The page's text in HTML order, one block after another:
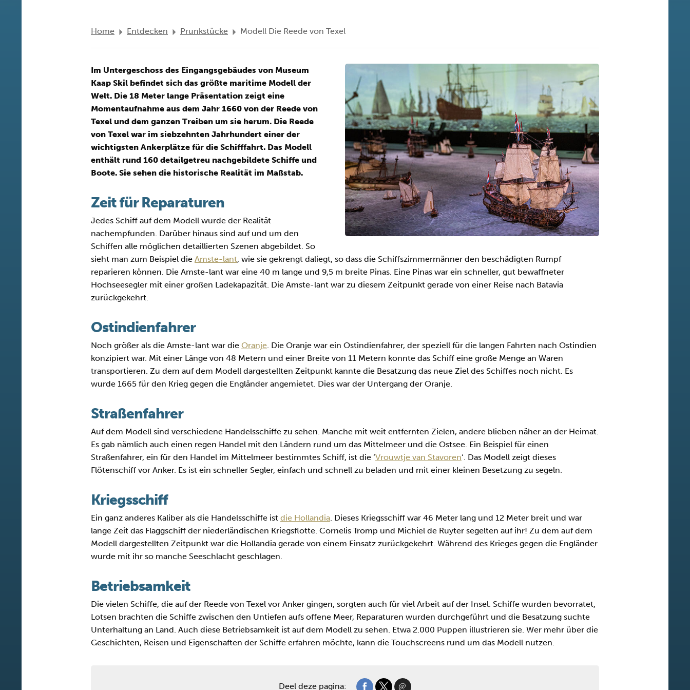
Home Entdecken Prunkstücke Modell Die Reede von Texel
Im Untergeschoss des Eingangsgebäudes von Museum
Kaap Skil befindet sich das größte maritime Modell der
Welt. Die 18 Meter lange Präsentation zeigt eine
Momentaufnahme aus dem Jahr 1660 von der Reede von
Texel und dem ganzen Treiben um sie herum. Die Reede
von Texel war im siebzehnten Jahrhundert einer der
wichtigsten Ankerplätze für die Schifffahrt. Das Modell
enthält rund 160 detailgetreu nachgebildete Schiffe und
Boote. Sie sehen die historische Realität im Maßstab.
Zeit für Reparaturen
Jedes Schiff auf dem Modell wurde der Realität
nachempfunden. Darüber hinaus sind auf und um den
Schiffen alle möglichen detaillierten Szenen abgebildet. So
sieht man zum Beispiel die Amste-lant, wie sie gekrengt daliegt, so dass die Schiffszimmermänner den beschädigten Rumpf
reparieren können. Die Amste-lant war eine 40 m lange und 9,5 m breite Pinas. Eine Pinas war ein schneller, gut bewaffneter
Hochseesegler mit einer großen Ladekapazität. Die Amste-lant war zu diesem Zeitpunkt gerade von einer Reise nach Batavia
zurückgekehrt.
Ostindienfahrer
Noch größer als die Amste-lant war die Oranje. Die Oranje war ein Ostindienfahrer, der speziell für die langen Fahrten nach Ostindien
konzipiert war. Mit einer Länge von 48 Metern und einer Breite von 11 Metern konnte das Schiff eine große Menge an Waren
transportieren. Zu dem auf dem Modell dargestellten Zeitpunkt kannte die Besatzung das neue Ziel des Schiffes noch nicht. Es
wurde 1665 für den Krieg gegen die Engländer angemietet. Dies war der Untergang der Oranje.
Straßenfahrer
Auf dem Modell sind verschiedene Handelsschiffe zu sehen. Manche mit weit entfernten Zielen, andere blieben näher an der Heimat.
Es gab nämlich auch einen regen Handel mit den Ländern rund um das Mittelmeer und die Ostsee. Ein Beispiel für einen
Straßenfahrer, ein für den Handel im Mittelmeer bestimmtes Schiff, ist die ‘Vrouwtje van Stavoren‘. Das Modell zeigt dieses
Flötenschiff vor Anker. Es ist ein schneller Segler, einfach und schnell zu beladen und mit einer kleinen Besetzung zu segeln.
Kriegsschiff
Ein ganz anderes Kaliber als die Handelsschiffe ist die Hollandia. Dieses Kriegsschiff war 46 Meter lang und 12 Meter breit und war
lange Zeit das Flaggschiff der niederländischen Kriegsflotte. Cornelis Tromp und Michiel de Ruyter segelten auf ihr! Zu dem auf dem
Modell dargestellten Zeitpunkt war die Hollandia gerade von einem Einsatz zurückgekehrt. Während des Krieges gegen die Engländer
wurde mit ihr so manche Seeschlacht geschlagen.
Betriebsamkeit
Die vielen Schiffe, die auf der Reede von Texel vor Anker gingen, sorgten auch für viel Arbeit auf der Insel. Schiffe wurden bevorratet,
Lotsen brachten die Schiffe zwischen den Untiefen aufs offene Meer, Reparaturen wurden durchgeführt und die Besatzung suchte
Unterhaltung an Land. Auch diese Betriebsamkeit ist auf dem Modell zu sehen. Etwa 2.000 Puppen illustrieren sie. Wer mehr über die
Geschichten, Reisen und Eigenschaften der Schiffe erfahren möchte, kann die Touchscreens rund um das Modell nutzen.
Deel deze pagina: